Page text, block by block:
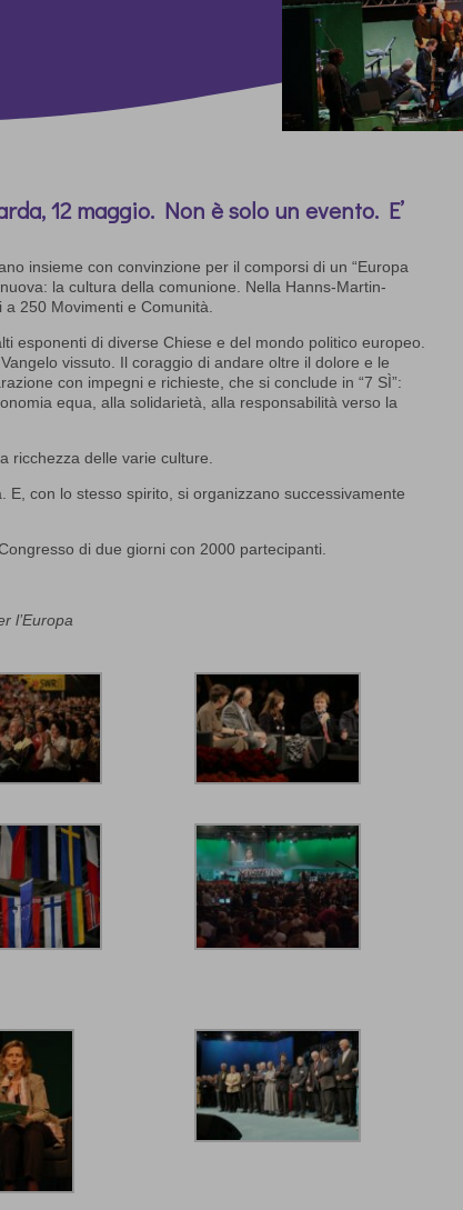
12 maggio. Non è solo un evento. E’
insieme con convinzione per il comporsi di un “Europa
la cultura della comunione. Nella Hanns-Martin-
250 Movimenti e Comunità.
esponenti di diverse Chiese e del mondo politico europeo.
vissuto. Il coraggio di andare oltre il dolore e le
con impegni e richieste, che si conclude in “7 SÌ”:
equa, alla solidarietà, alla responsabilità verso la
ricchezza delle varie culture.
con lo stesso spirito, si organizzano successivamente
di due giorni con 2000 partecipanti.
l’Europa